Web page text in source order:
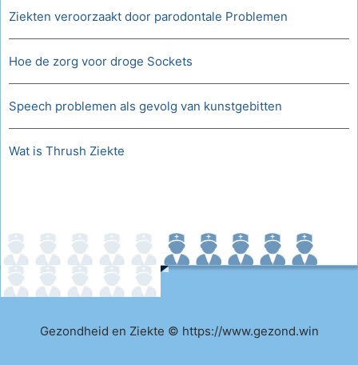
Ziekten veroorzaakt door parodontale Problemen
Hoe de zorg voor droge Sockets
Speech problemen als gevolg van kunstgebitten
Wat is Thrush Ziekte
Gezondheid en Ziekte © https://www.gezond.win